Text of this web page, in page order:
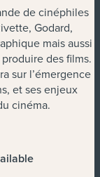
de cinéphiles
Godard,
mais aussi
des films.
sur l’émergence
et ses enjeux
cinéma.